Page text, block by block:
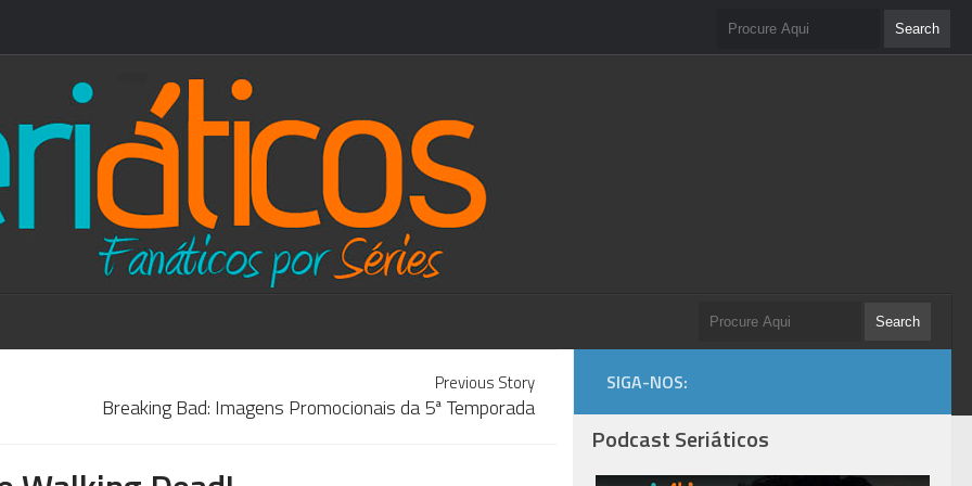
Previous Story
Breaking Bad: Imagens Promocionais da 5ª Temporada
SIGA-NOS:
Podcast Seriáticos